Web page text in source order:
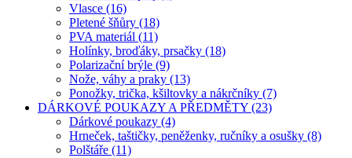
Vlasce (16)
Pletené šňůry (18)
PVA materiál (11)
Holínky, broďáky, prsačky (18)
Polarizační brýle (9)
Nože, váhy a praky (13)
Ponožky, trička, kšiltovky a nákrčníky (7)
DÁRKOVÉ POUKAZY A PŘEDMĚTY (23)
Dárkové poukazy (4)
Hrneček, taštičky, peněženky, ručníky a osušky (8)
Polštáře (11)